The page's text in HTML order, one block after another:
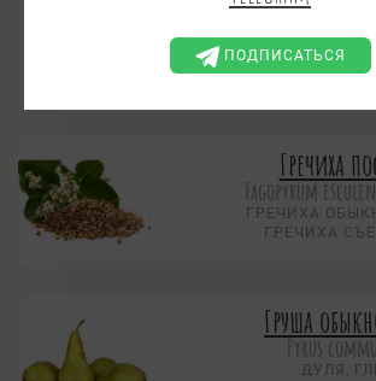
БАБОЧНИК,
ГОЛОВКИ,
ЗАГОВОРНАЯ
Гречиха
Fagopyrum
ГРЕЧИХА
ГРЕЧИХА
Груша
Pyrus
ДУЛЯ,
ПОДПИСАТЬСЯ